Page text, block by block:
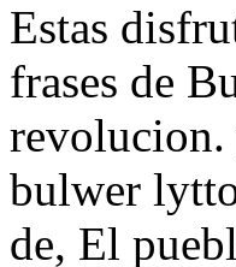
Estas
frases de
revolucion.
bulwer
de, El